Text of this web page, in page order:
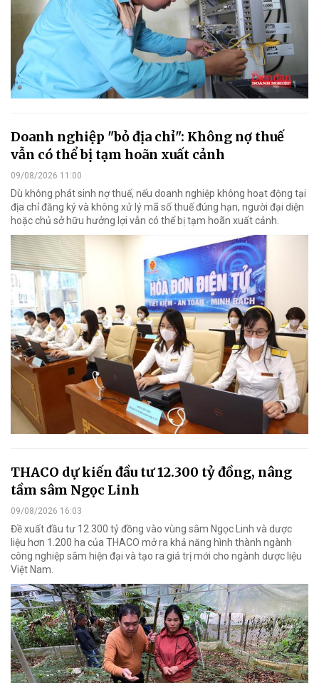
Doanh nghiệp "bỏ địa chỉ": Không nợ thuế
vẫn có thể bị tạm hoãn xuất cảnh
09/08/2026 11:00
Dù không phát sinh nợ thuế, nếu doanh nghiệp không hoạt động tại
địa chỉ đăng ký và không xử lý mã số thuế đúng hạn, người đại diện
hoặc chủ sở hữu hưởng lợi vẫn có thể bị tạm hoãn xuất cảnh.
THACO dự kiến đầu tư 12.300 tỷ đồng, nâng
tầm sâm Ngọc Linh
09/08/2026 16:03
Đề xuất đầu tư 12.300 tỷ đồng vào vùng sâm Ngọc Linh và dược
liệu hơn 1.200 ha của THACO mở ra khả năng hình thành ngành
công nghiệp sâm hiện đại và tạo ra giá trị mới cho ngành dược liệu
Việt Nam.